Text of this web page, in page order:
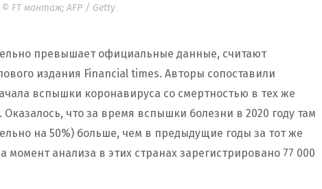
© FT монтаж; AFP / Getty
превышает официальные данные, считают
издания Financial times. Авторы сопоставили
вспышки коронавируса со смертностью в тех же
Оказалось, что за время вспышки болезни в 2020 году там
на 50%) больше, чем в предыдущие годы за тот же
анализа в этих странах зарегистрировано 77 000